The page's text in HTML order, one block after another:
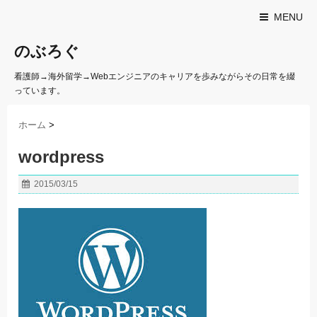
MENU
のぶろぐ
看護師→海外留学→Webエンジニアのキャリアを歩みながらその日常を綴
っています。
ホーム >
wordpress
2015/03/15